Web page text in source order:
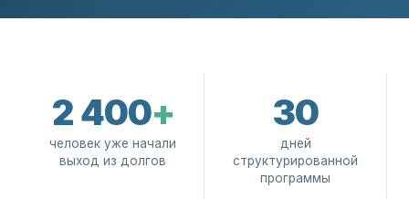
2 400+
человек уже начали
выход из долгов
30
дней
структурированной
программы